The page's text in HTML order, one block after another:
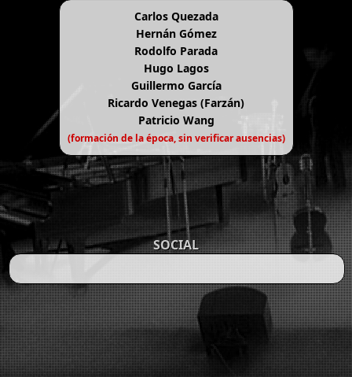
Carlos Quezada
Hernán Gómez
Rodolfo Parada
Hugo Lagos
Guillermo García
Ricardo Venegas (Farzán)
Patricio Wang
(formación de la época, sin verificar ausencias)
SOCIAL